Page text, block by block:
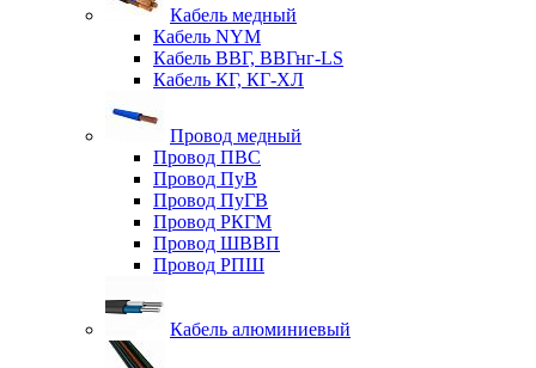
Кабель медный
Кабель NYM
Кабель ВВГ, ВВГнг-LS
Кабель КГ, КГ-ХЛ
Провод медный
Провод ПВС
Провод ПуВ
Провод ПуГВ
Провод РКГМ
Провод ШВВП
Провод РПШ
Кабель алюминиевый